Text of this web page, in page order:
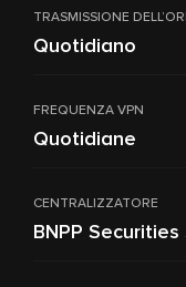
TRASMISSIONE
Quotidiano
FREQUENZA VPN
Quotidiane
CENTRALIZZATORE
BNPP Securities